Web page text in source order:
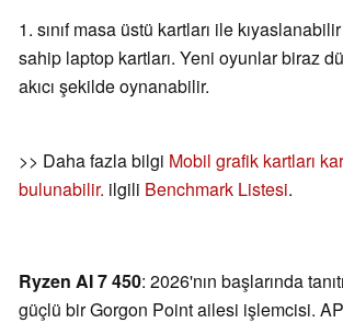
1. sınıf masa üstü kartları ile
sahip laptop kartları. Yeni oyunlar biraz
akıcı şekilde oynanabilir.
>> Daha fazla bilgi Mobil grafik kartları
bulunabilir. ilgili Benchmark Listesi.
Ryzen AI 7 450: 2026'nın başlarında
güçlü bir Gorgon Point ailesi işlemcisi.